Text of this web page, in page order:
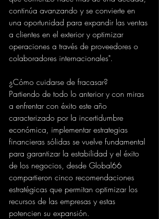
continúa avanzando y se convierte en
una oportunidad para expandir las ventas
a clientes en el exterior y optimizar
operaciones a través de proveedores o
colaboradores internacionales".
¿Cómo cuidarse de fracasar?
Partiendo de todo lo anterior y con miras
a enfrentar con éxito este año
caracterizado por la incertidumbre
económica, implementar estrategias
financieras sólidas se vuelve fundamental
para garantizar la estabilidad y el éxito
de los negocios, desde Global66
compartieron cinco recomendaciones
estratégicas que permitan optimizar los
recursos de las empresas y estas
potencien su expansión.